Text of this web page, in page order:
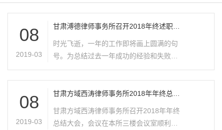
08
2019-03
甘肃溥德律师事务所召开2018年终述职报
时光飞逝，一年的工作即将画上圆满的句
号。为总结过去一年成功的经验和失败的
教训，提高律师工作热情和专业水平，本
所于2018年12月28日上午召开了全所律师
的年终总结述职报告会。
08
2019-03
甘肃方域西涛律师事务所2018年年终总结
甘肃方域西涛律师事务所召开2018年年终
总结大会，会议在本所三楼会议室顺利举